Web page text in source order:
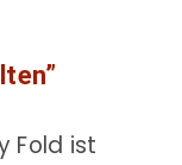
Fold ist